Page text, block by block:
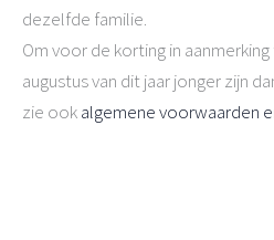
dezelfde familie.
Om voor de korting in
augustus van dit jaar jonger zijn
zie ookalgemene voorwaarden